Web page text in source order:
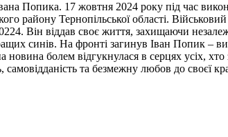
Попика. 17 жовтня 2024 року під час
району Тернопільської області.
Він віддав своє життя, захищаючи
синів. На фронті загинув Іван Попик –
новина болем відгукнулася в серцях усіх,
та безмежну любов до своєї